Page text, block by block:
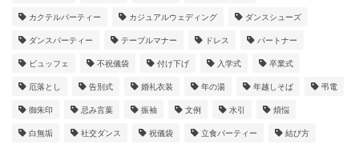
カクテルパーティー カジュアルウェディング ダンスシューズ
ダンスパーティー テーブルマナー ドレス パートナー
ビュッフェ 不祝儀袋 付け下げ 入学式 卒業式
厄落とし 告別式 婚礼衣装 年の湯 年越しそば 弔電
御朱印 忌み言葉 振袖 文例 水引 煩悩
白無垢 社交ダンス 祝儀袋 立食パーティー 結び方